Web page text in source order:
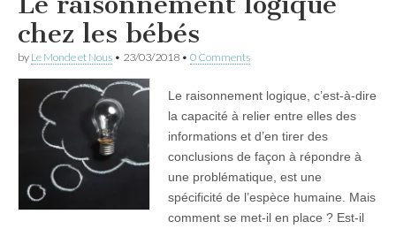
chez les bébés
by Le Monde et Nous • 23/03/2018 • 0 Comments
Le raisonnement logique, c’est-à-dire
la capacité à relier entre elles des
informations et d’en tirer des
conclusions de façon à répondre à
une problématique, est une
spécificité de l’espèce humaine. Mais
comment se met-il en place ? Est-il